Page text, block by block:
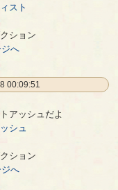
すねぇ
スト
ション
へ
00:09:51
アッシュだよ
シュ
ション
へ